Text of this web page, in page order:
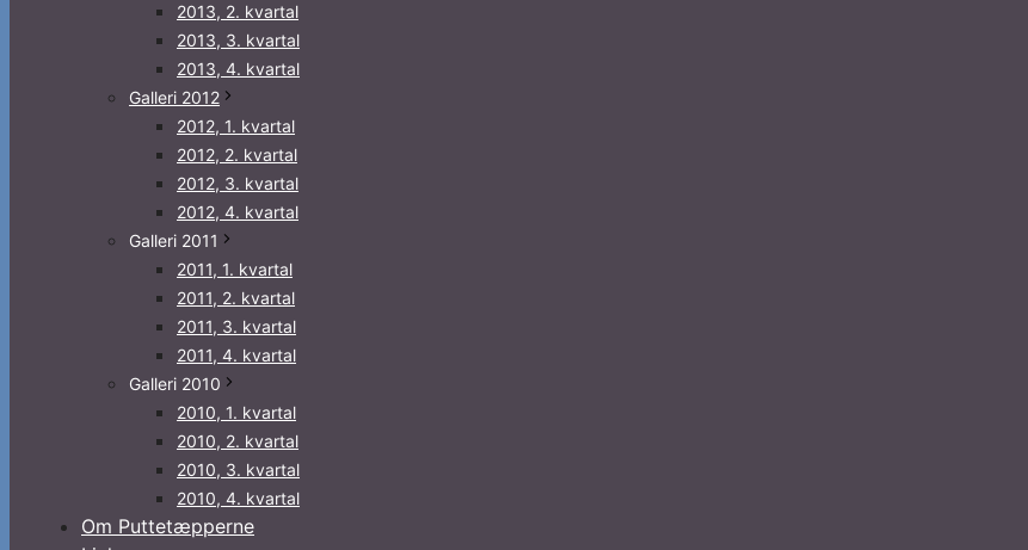
2013, 2. kvartal
2013, 3. kvartal
2013, 4. kvartal
Galleri 2012
2012, 1. kvartal
2012, 2. kvartal
2012, 3. kvartal
2012, 4. kvartal
Galleri 2011
2011, 1. kvartal
2011, 2. kvartal
2011, 3. kvartal
2011, 4. kvartal
Galleri 2010
2010, 1. kvartal
2010, 2. kvartal
2010, 3. kvartal
2010, 4. kvartal
Om Puttetæpperne